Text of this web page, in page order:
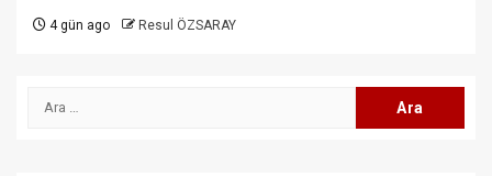
4 gün ago Resul ÖZSARAY
Arama: